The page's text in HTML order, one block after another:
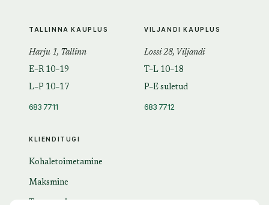
KLIENDITUGI
Kohaletoimetamine
Maksmine
TALLINNA KAUPLUS
Harju 1, Tallinn
E–R 10–19
L–P 10–17
683 7711
VILJANDI KAUPLUS
Lossi 28, Viljandi
T–L 10–18
P–E suletud
683 7712